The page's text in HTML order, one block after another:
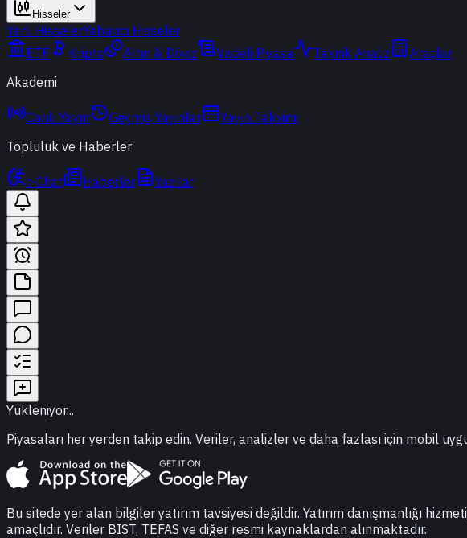
Hisseler
Yerli HisselerYabancı Hisseler
ETF
Kripto Altın & Döviz Vadeli Piyasa Teknik Analiz
Araçlar
Akademi
Canlı Yayın Geçmiş Yayınlar
Yayın Takvimi
Topluluk ve Haberler
t-Chat Haberler Yazılar
Yukleniyor...
Piyasaları her yerden takip edin. Veriler, analizler ve daha fazlası için mobil
Bu sitede yer alan bilgiler yatırım tavsiyesi değildir. Yatırım danışmanlığı
amaçlıdır. Veriler BIST, TEFAS ve diğer resmi kaynaklardan alınmaktadır.